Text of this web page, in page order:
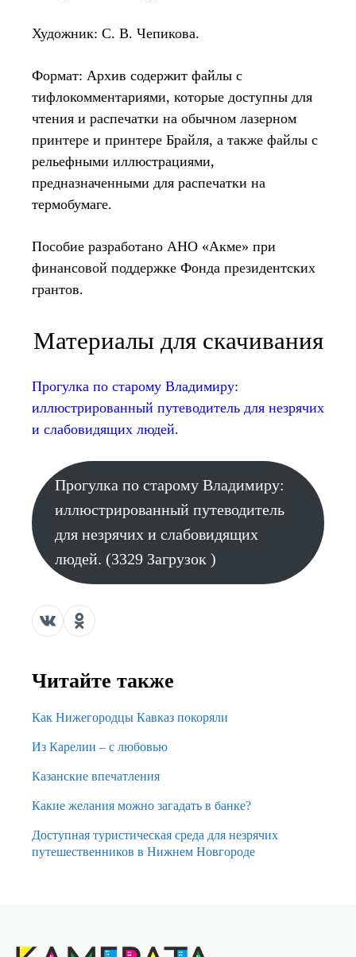
Художник: С. В. Чепикова.
Формат: Архив содержит файлы с
тифлокомментариями, которые доступны для
чтения и распечатки на обычном лазерном
принтере и принтере Брайля, а также файлы с
рельефными иллюстрациями,
предназначенными для распечатки на
термобумаге.
Пособие разработано АНО «Акме» при
финансовой поддержке Фонда президентских
грантов.
Материалы для скачивания
Прогулка по старому Владимиру:
иллюстрированный путеводитель для незрячих
и слабовидящих людей.
Прогулка по старому Владимиру:
иллюстрированный путеводитель
для незрячих и слабовидящих
людей. (3329 Загрузок )
Читайте также
Как Нижегородцы Кавказ покоряли
Из Карелии – с любовью
Казанские впечатления
Какие желания можно загадать в банке?
Доступная туристическая среда для незрячих
путешественников в Нижнем Новгороде